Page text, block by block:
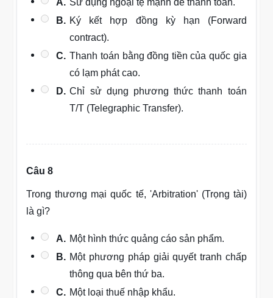
A. Sử dụng ngoại tệ mạnh để thanh toán.
B. Ký kết hợp đồng kỳ hạn (Forward
contract).
C. Thanh toán bằng đồng tiền của quốc gia
có lạm phát cao.
D. Chỉ sử dụng phương thức thanh toán
T/T (Telegraphic Transfer).
Câu 8
Trong thương mại quốc tế, 'Arbitration' (Trọng tài)
là gì?
A. Một hình thức quảng cáo sản phẩm.
B. Một phương pháp giải quyết tranh chấp
thông qua bên thứ ba.
C. Một loại thuế nhập khẩu.